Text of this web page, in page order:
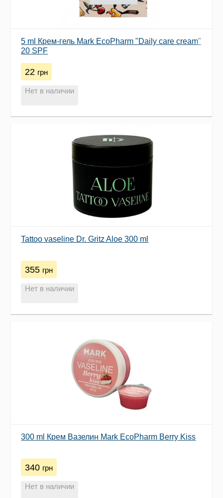
5 ml Крем-гель Mark EcoPharm "Daily care cream"
20 SPF
22 грн
Нет в наличии
Tattoo vaseline Dr. Gritz Aloe 300 ml
355 грн
Нет в наличии
300 ml Крем Вазелин Mark EcoPharm Berry Kiss
340 грн
Нет в наличии